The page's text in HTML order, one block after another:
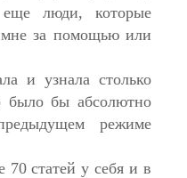
люди, которые
мне за помощью или
и узнала столько
было бы абсолютно
режиме
70 статей у себя и в